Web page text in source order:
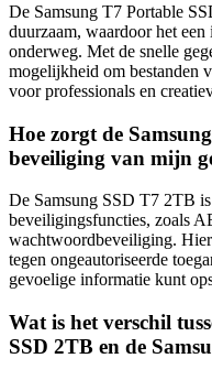
De Samsung T7 Portable
duurzaam, waardoor het
onderweg. Met de snelle
mogelijkheid om bestanden
voor professionals en
Hoe zorgt de
beveiliging van mijn
De Samsung SSD T7 2TB
beveiligingsfuncties, zoals
wachtwoordbeveiliging.
tegen ongeautoriseerde
gevoelige informatie kunt
Wat is het verschil
SSD 2TB en de